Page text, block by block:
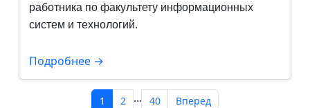
работника по факультету информационных
систем и технологий.
Подробнее →
1 2 ... 40 Вперед